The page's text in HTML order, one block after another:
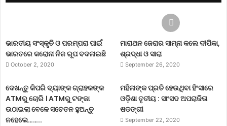
ଭାରତୀୟ ସଂସ୍କୃତି ଓ ପରମ୍ପରା ପାଇଁ
ଭାରତରେ କରୋନା ନିଜ ରୂପ ବଦଳାଇଛି
October 2, 2020
ମାରାଥନ ଜେରାର ସାମ୍ନା କଲେ ଦୀପିକା,
ଶ୍ରଦ୍ଧା ଓ ସାରା
September 26, 2020
ଦେଖନ୍ତୁ କିପରି ବ୍ୟାଙ୍କ ଗ୍ରାହକଙ୍କ
ATMରୁ ଚୋରି । ATMରୁ ଟଙ୍କା
ଉଠାଇଲା ବେଳେ ସଚେତନ ହୁଅନ୍ତୁ
ନହେଲେ……..
ମହିଳାଙ୍କ ପ୍ରତି ହେଉଥିବା ହିଂସାରେ
ଓଡ଼ିଶା ତୃତୀୟ : ସାଂସଦ ଅପରାଜିତା
ଷଡଙ୍ଗୀ
September 22, 2020